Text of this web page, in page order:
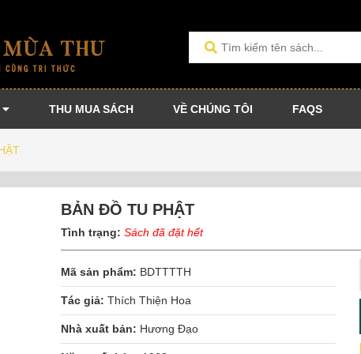
THU MUA SÁCH VỀ CHÚNG TÔI FAQS
BẢN ĐỒ TU PHẬT
Tình trạng:Sách đã đặt hết
Mã sản phẩm: BDTTTTH
Tác giả: Thích Thiện Hoa
Nhà xuất bản: Hương Đạo